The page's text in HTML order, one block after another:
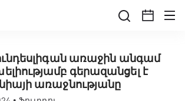
առաջին անգամ
գերազանցել է
առաջնությանը